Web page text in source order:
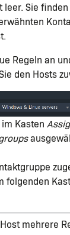
leer. Sie
Regeln an
den Hosts
Kasten
folgenden
mehrere